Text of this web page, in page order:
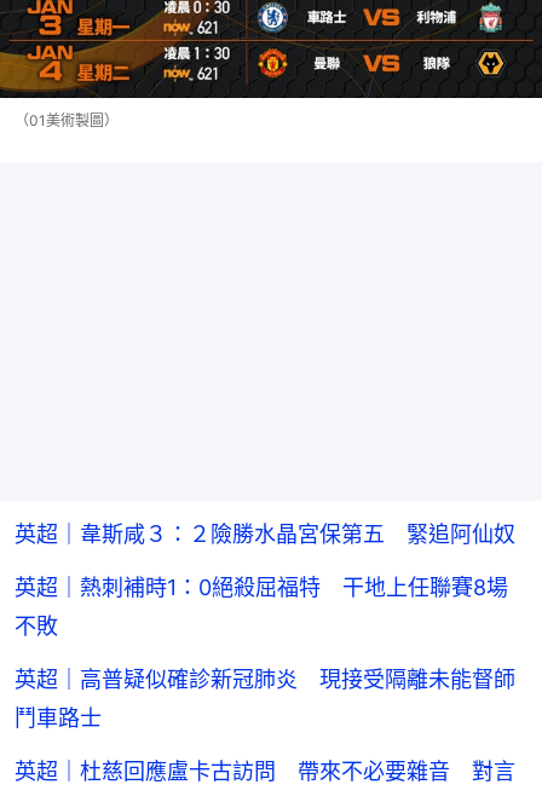
（01美術製圖）
英超｜韋斯咸３：２險勝水晶宮保第五 緊追阿仙奴
英超｜熱刺補時1：0絕殺屈福特 干地上任聯賽8場
不敗
英超｜高普疑似確診新冠肺炎 現接受隔離未能督師
鬥車路士
英超｜杜慈回應盧卡古訪問 帶來不必要雜音 對言